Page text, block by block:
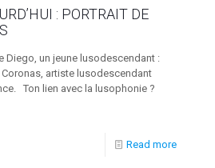
: PORTRAIT DE
Diego, un jeune lusodescendant :
artiste lusodescendant
Ton lien avec la lusophonie ?
Read more